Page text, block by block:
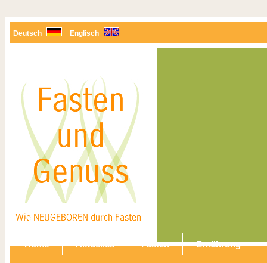
Deutsch Englisch
Navigation überspringen
Home Aktuelles Fasten Ernährung